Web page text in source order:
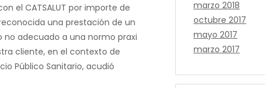
el CATSALUT por importe de
una prestación de un
no adecuado a una normo praxi
cliente, en el contexto de
Público Sanitario, acudió
marzo 2018
octubre 2017
mayo 2017
marzo 2017